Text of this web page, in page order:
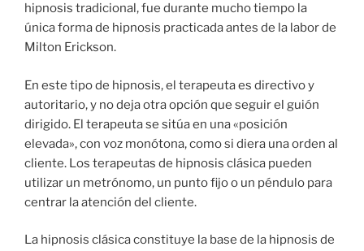
hipnosis tradicional, fue durante mucho tiempo la
única forma de hipnosis practicada antes de la labor de
Milton Erickson.
En este tipo de hipnosis, el terapeuta es directivo y
autoritario, y no deja otra opción que seguir el guión
dirigido. El terapeuta se sitúa en una «posición
elevada», con voz monótona, como si diera una orden al
cliente. Los terapeutas de hipnosis clásica pueden
utilizar un metrónomo, un punto fijo o un péndulo para
centrar la atención del cliente.
La hipnosis clásica constituye la base de la hipnosis de